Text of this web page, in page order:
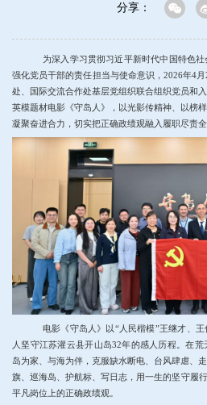
分享：
为深入学习贯彻习近平新时代中国特色
强化党员干部的责任担当与使命意识， 2026年4
处、国际交流合作处基层党组织联合组织党员和
英模题材电影《守岛人》，以光影传精神、以榜
凝聚奋进合力，切实把正确政绩观融入履职尽责全
电影《守岛人》以“人民楷模”王继才、
人坚守江苏灌云县开山岛32年的感人历程。在荒
岛为家、与海为伴，克服缺水断电、台风肆虐 、
旗、巡海岛、护航标、写日志，用一生的坚守履
平凡岗位上的正确政绩观。